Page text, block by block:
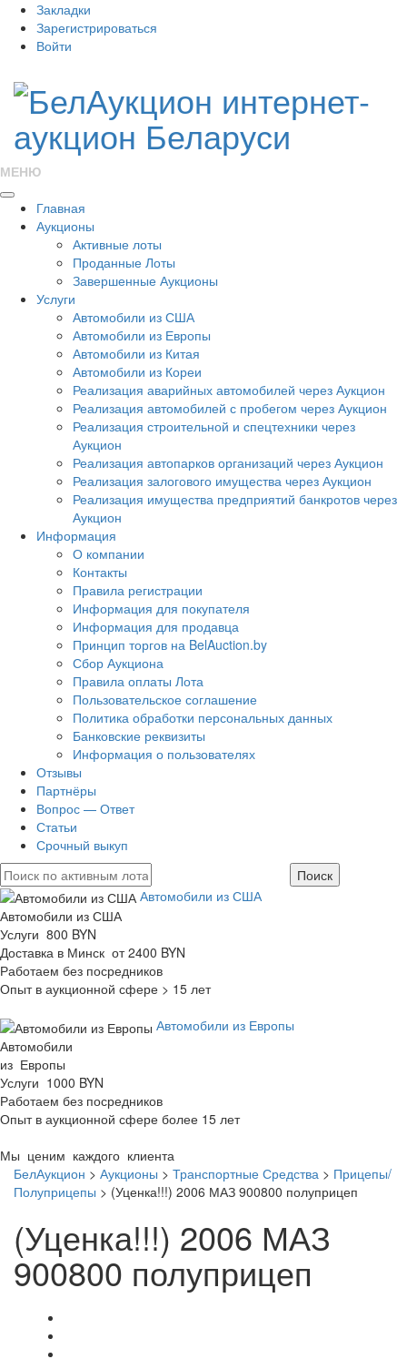
Закладки
Зарегистрироваться
Войти
МЕНЮ
Главная
Аукционы
Активные лоты
Проданные Лоты
Завершенные Аукционы
Услуги
Автомобили из США
Автомобили из Европы
Автомобили из Китая
Автомобили из Кореи
Реализация аварийных автомобилей через Аукцион
Реализация автомобилей с пробегом через Аукцион
Реализация строительной и спецтехники через
Аукцион
Реализация автопарков организаций через Аукцион
Реализация залогового имущества через Аукцион
Реализация имущества предприятий банкротов через
Аукцион
Информация
О компании
Контакты
Правила регистрации
Информация для покупателя
Информация для продавца
Принцип торгов на BelAuction.by
Сбор Аукциона
Правила оплаты Лота
Пользовательское соглашение
Политика обработки персональных данных
Банковские реквизиты
Информация о пользователях
Отзывы
Партнёры
Вопрос — Ответ
Статьи
Срочный выкуп
Автомобили из США
Автомобили из США
Услуги 800 BYN
Доставка в Минск от 2400 BYN
Работаем без посредников
Опыт в аукционной сфере > 15 лет
Автомобили из Европы
Автомобили
из Европы
Услуги 1000 BYN
Работаем без посредников
Опыт в аукционной сфере более 15 лет
Мы ценим каждого клиента
БелАукцион > Аукционы > Транспортные Средства > Прицепы/
Полуприцепы > (Уценка!!!) 2006 МАЗ 900800 полуприцеп
(Уценка!!!) 2006 МАЗ
900800 полуприцеп